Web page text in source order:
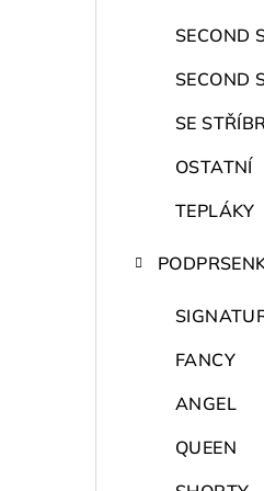
SECOND
SECOND
SE
OSTATNÍ
TEPLÁKY
FANCY
ANGEL
QUEEN